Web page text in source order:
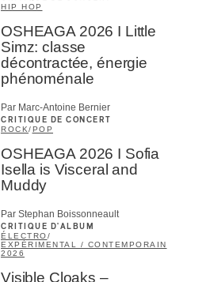
HIP HOP
OSHEAGA 2026 I Little
Simz: classe
décontractée, énergie
phénoménale
Par Marc-Antoine Bernier
CRITIQUE DE CONCERT
ROCK/POP
OSHEAGA 2026 I Sofia
Isella is Visceral and
Muddy
Par Stephan Boissonneault
CRITIQUE D'ALBUM
ÉLECTRO/
EXPÉRIMENTAL / CONTEMPORAIN
2026
Visible Cloaks –